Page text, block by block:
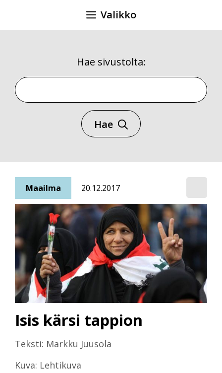
Valikko
Hae sivustolta:
Hae sivustolta
Hae
Maailma 20.12.2017
Isis kärsi tappion
Teksti: Markku Juusola
Kuva: Lehtikuva